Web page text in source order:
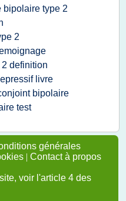
bipolaire type 2
2
definition
livre
bipolaire
test
générales
| Contact à propos
voir l'article 4 des